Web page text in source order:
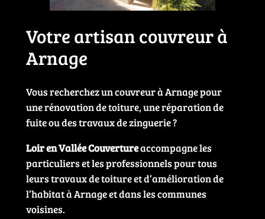
Votre artisan couvreur à
Arnage
Vous recherchez un couvreur à Arnage pour
une rénovation de toiture, une réparation de
fuite ou des travaux de zinguerie ?
Loir en Vallée Couvertureaccompagne les
particuliers et les professionnels pour tous
leurs travaux de toiture et d’amélioration de
l’habitat à Arnage et dans les communes
voisines.